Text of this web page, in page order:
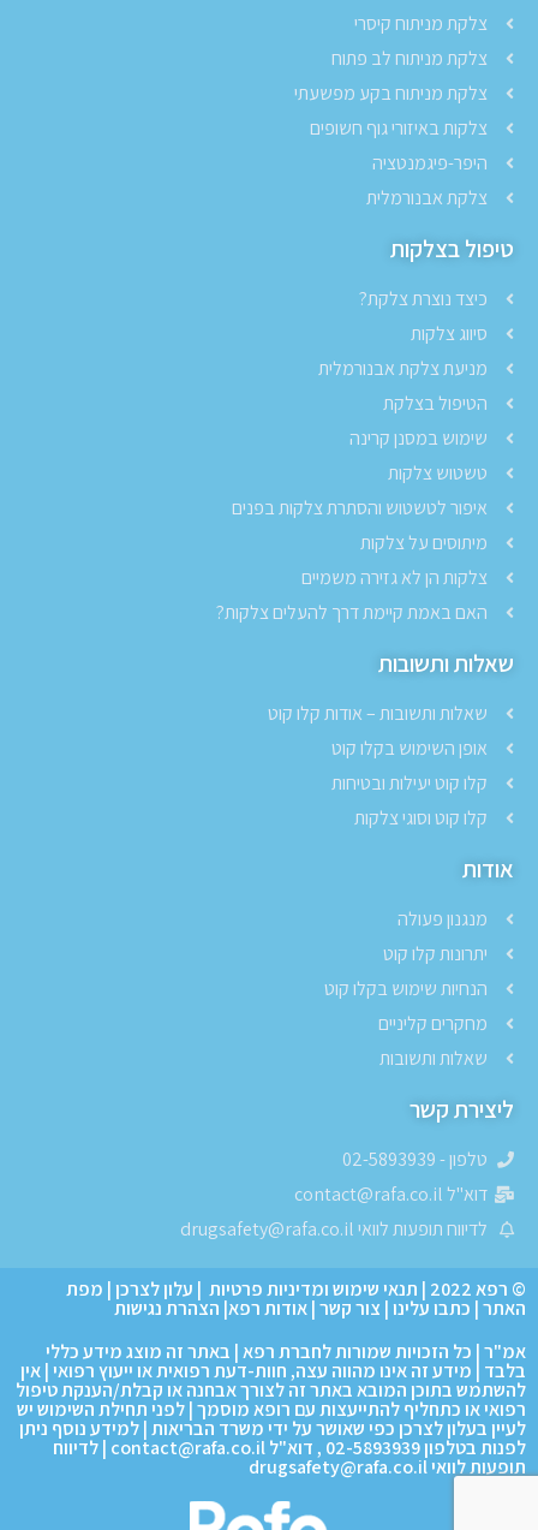
צלקת מניתוח קיסרי
צלקת מניתוח לב פתוח
צלקת מניתוח בקע מפשעתי
צלקות באיזורי גוף חשופים
היפר-פיגמנטציה
צלקת אבנורמלית
טיפול בצלקות
כיצד נוצרת צלקת?
סיווג צלקות
מניעת צלקת אבנורמלית
הטיפול בצלקת
שימוש במסנן קרינה
טשטוש צלקות
איפור לטשטוש והסתרת צלקות בפנים
מיתוסים על צלקות
צלקות הן לא גזירה משמיים
האם באמת קיימת דרך להעלים צלקות?
שאלות ותשובות
שאלות ותשובות – אודות קלו קוט
אופן השימוש בקלו קוט
קלו קוט יעילות ובטיחות
קלו קוט וסוגי צלקות
אודות
מנגנון פעולה
יתרונות קלו קוט
הנחיות שימוש בקלו קוט
מחקרים קליניים
שאלות ותשובות
ליצירת קשר
טלפון - 02-5893939
דוא"ל contact@rafa.co.il
לדיווח תופעות לוואי drugsafety@rafa.co.il
© רפא 2022 | תנאי שימוש ומדיניות פרטיות | עלון לצרכן| מפת
האתר| כתבו עלינו| צור קשר|אודות רפא| הצהרת נגישות
אמ"ר | כל הזכויות שמורות לחברת רפא | באתר זה מוצג מידע כללי
בלבד | מידע זה אינו מהווה עצה, חוות-דעת רפואית או ייעוץ רפואי | אין
להשתמש בתוכן המובא באתר זה לצורך אבחנה או קבלת/הענקת טיפול
רפואי או כתחליף להתייעצות עם רופא מוסמך | לפני תחילת השימוש יש
לעיין בעלון לצרכן כפי שאושר על ידי משרד הבריאות | למידע נוסף ניתן
לפנות בטלפון 02-5893939 , דוא"ל contact@rafa.co.il | לדיווח
תופעות לוואי drugsafety@rafa.co.il